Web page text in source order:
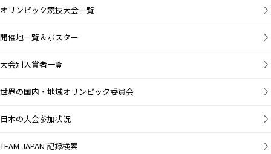
オリンピック競技大会一覧
開催地一覧＆ポスター
大会別入賞者一覧
世界の国内・地域オリンピック委員会
日本の大会参加状況
TEAM JAPAN 記録検索